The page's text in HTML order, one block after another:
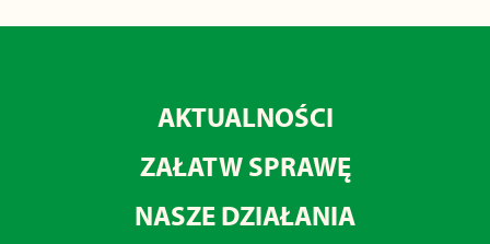
AKTUALNOŚCI
ZAŁATW SPRAWĘ
NASZE DZIAŁANIA